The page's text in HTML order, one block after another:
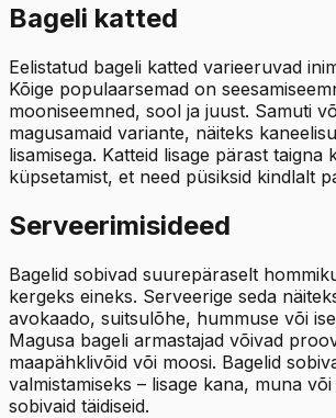
Bageli katted
Eelistatud bageli katted varieeruvad
Kõige populaarsemad on
mooniseemned, sool ja juust. Samuti
magusamaid variante, näiteks
lisamisega. Katteid lisage pärast taigna
küpsetamist, et need püsiksid kindlalt
Serveerimisideed
Bagelid sobivad suurepäraselt
kergeks eineks. Serveerige seda
avokaado, suitsulõhe, hummuse või
Magusa bageli armastajad võivad
maapähklivõid või moosi. Bagelid
valmistamiseks – lisage kana, muna
sobivaid täidiseid.